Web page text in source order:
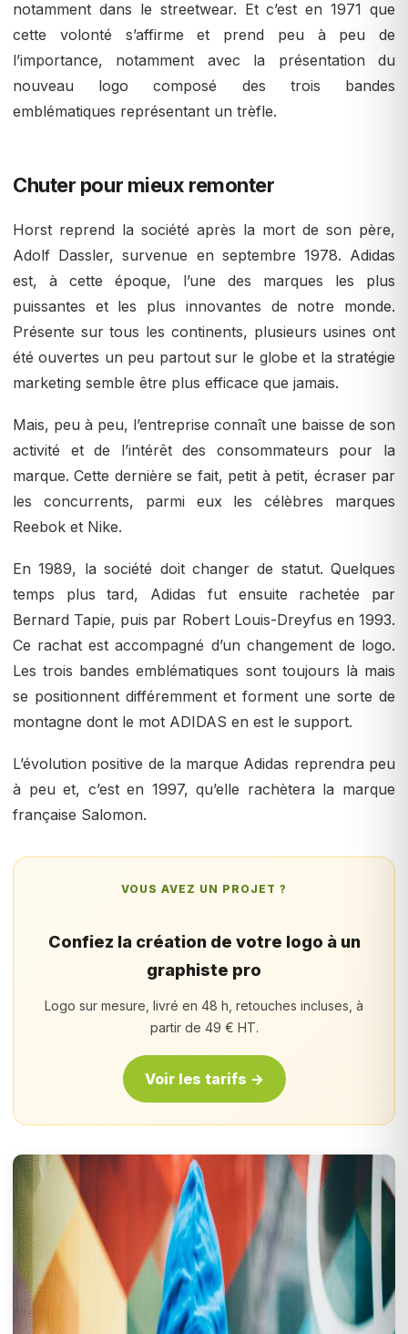
notamment dans le streetwear. Et c’est en 1971 que
cette volonté s’affirme et prend peu à peu de
l’importance, notamment avec la présentation du
nouveau logo composé des trois bandes
emblématiques représentant un trèfle.
Chuter pour mieux remonter
Horst reprend la société après la mort de son père,
Adolf Dassler, survenue en septembre 1978. Adidas
est, à cette époque, l’une des marques les plus
puissantes et les plus innovantes de notre monde.
Présente sur tous les continents, plusieurs usines ont
été ouvertes un peu partout sur le globe et la stratégie
marketing semble être plus efficace que jamais.
Mais, peu à peu, l’entreprise connaît une baisse de son
activité et de l’intérêt des consommateurs pour la
marque. Cette dernière se fait, petit à petit, écraser par
les concurrents, parmi eux les célèbres marques
Reebok et Nike.
En 1989, la société doit changer de statut. Quelques
temps plus tard, Adidas fut ensuite rachetée par
Bernard Tapie, puis par Robert Louis-Dreyfus en 1993.
Ce rachat est accompagné d’un changement de logo.
Les trois bandes emblématiques sont toujours là mais
se positionnent différemment et forment une sorte de
montagne dont le mot ADIDAS en est le support.
L’évolution positive de la marque Adidas reprendra peu
à peu et, c’est en 1997, qu’elle rachètera la marque
française Salomon.
VOUS AVEZ UN PROJET ?
Confiez la création de votre logo à un
graphiste pro
Logo sur mesure, livré en 48 h, retouches incluses, à
partir de 49 € HT.
Voir les tarifs →